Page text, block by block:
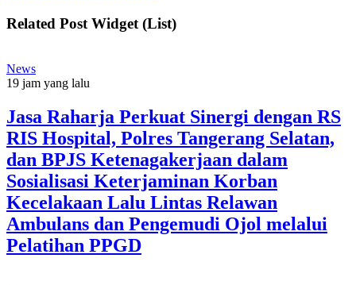
Related Post Widget (List)
News
19 jam yang lalu
Jasa Raharja Perkuat Sinergi dengan RS
RIS Hospital, Polres Tangerang Selatan,
dan BPJS Ketenagakerjaan dalam
Sosialisasi Keterjaminan Korban
Kecelakaan Lalu Lintas Relawan
Ambulans dan Pengemudi Ojol melalui
Pelatihan PPGD